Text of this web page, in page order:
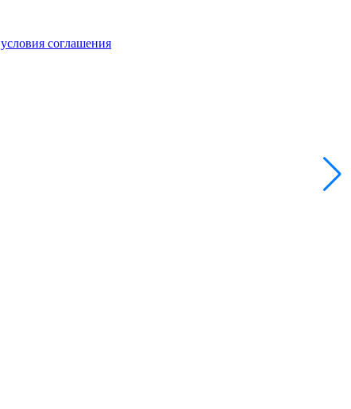
условия соглашения